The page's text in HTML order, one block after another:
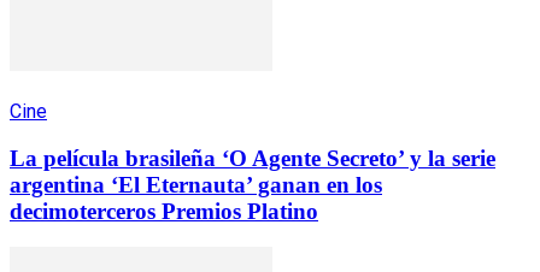
Cine
La película brasileña ‘O Agente Secreto’ y la serie
argentina ‘El Eternauta’ ganan en los
decimoterceros Premios Platino